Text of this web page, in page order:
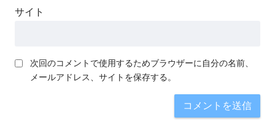
サイト
次回のコメントで使用するためブラウザーに自分の名前、
メールアドレス、サイトを保存する。